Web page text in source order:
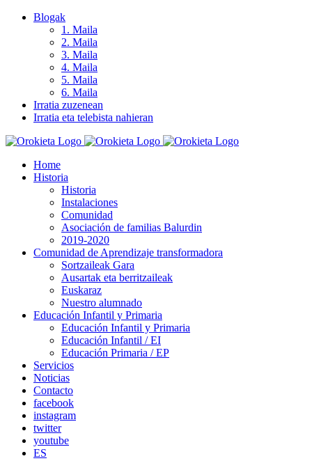
Skip
Blogak
1. Maila
2. Maila
3. Maila
4. Maila
5. Maila
6. Maila
Irratia zuzenean
Irratia eta telebista nahieran
Home
Historia
Historia
Instalaciones
Comunidad
Asociación de familias Balurdin
2019-2020
Comunidad de Aprendizaje transformadora
Sortzaileak Gara
Ausartak eta berritzaileak
Euskaraz
Nuestro alumnado
Educación Infantil y Primaria
Educación Infantil y Primaria
Educación Infantil / EI
Educación Primaria / EP
Servicios
Noticias
Contacto
facebook
instagram
twitter
youtube
ES